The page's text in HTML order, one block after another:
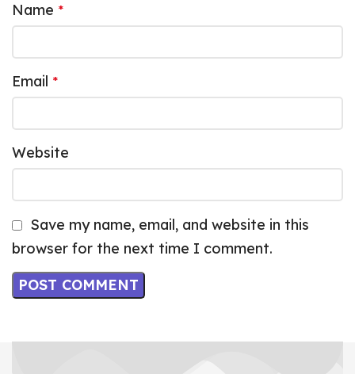
Name *
Email *
Website
Save my name, email, and website in this
browser for the next time I comment.